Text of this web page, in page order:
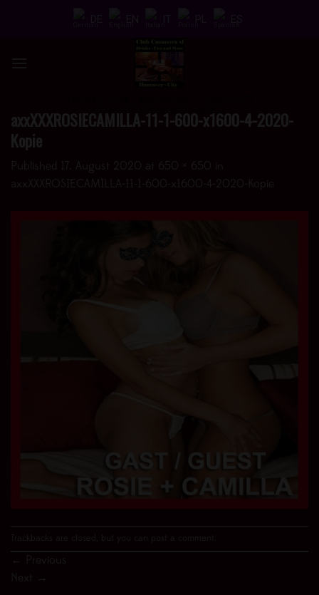
axxXXXROSIECAMILLA-11-1-600-x1600-4-2020-
Kopie
Published 17. August 2020 at 650 × 650
axxXXXROSIECAMILLA-11-1-600-x1600-4-2020-Kopie
Trackbacks are closed, but you can post a comment
←
Previous
Next
→